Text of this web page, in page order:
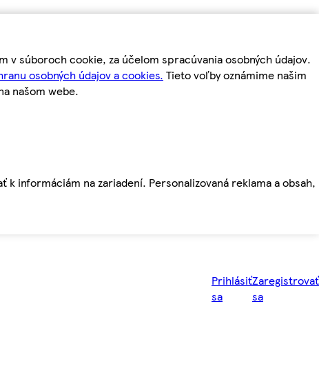
súboroch cookie, za účelom spracúvania osobných údajov.
osobných údajov a cookies. Tieto voľby oznámime našim
našom webe.
informáciám na zariadení. Personalizovaná reklama a obsah,
Prihlásiť
sa
Zaregistrovať
sa